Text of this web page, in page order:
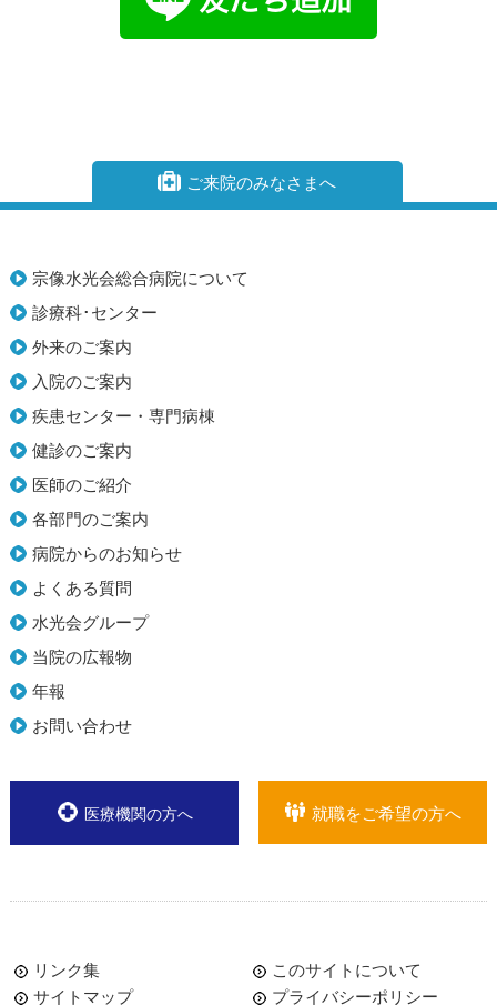
ご来院のみなさまへ
宗像水光会総合病院について
診療科･センター
外来のご案内
入院のご案内
疾患センター・専門病棟
健診のご案内
医師のご紹介
各部門のご案内
病院からのお知らせ
よくある質問
水光会グループ
当院の広報物
年報
お問い合わせ
医療機関の方へ 就職をご希望の方へ
リンク集
このサイトについて
サイトマップ
プライバシーポリシー